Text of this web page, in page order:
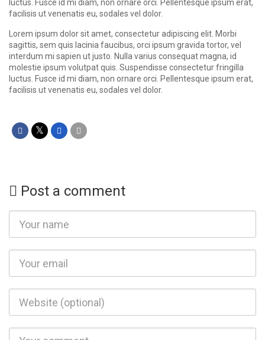
luctus. Fusce id mi diam, non ornare orci. Pellentesque ipsum erat,
facilisis ut venenatis eu, sodales vel dolor.
Lorem ipsum dolor sit amet, consectetur adipiscing elit. Morbi
sagittis, sem quis lacinia faucibus, orci ipsum gravida tortor, vel
interdum mi sapien ut justo. Nulla varius consequat magna, id
molestie ipsum volutpat quis. Suspendisse consectetur fringilla
luctus. Fusce id mi diam, non ornare orci. Pellentesque ipsum erat,
facilisis ut venenatis eu, sodales vel dolor.
Post a comment